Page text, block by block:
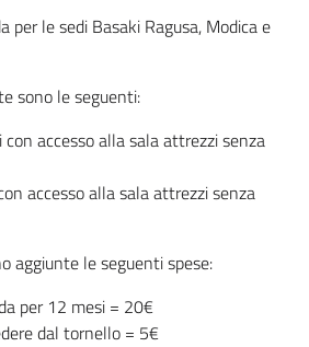
per le sedi Basaki Ragusa, Modica e
sono le seguenti:
accesso alla sala attrezzi senza
accesso alla sala attrezzi senza
aggiunte le seguenti spese:
per 12 mesi = 20€
dal tornello = 5€